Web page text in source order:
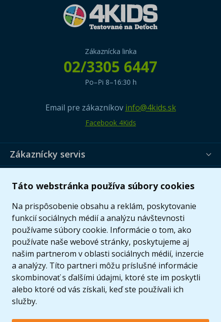
Táto webstránka používa súbory cookies
Na prispôsobenie obsahu a reklám, poskytovanie
funkcií sociálnych médií a analýzu návštevnosti
používame súbory cookie. Informácie o tom, ako
používate naše webové stránky, poskytujeme aj
našim partnerom v oblasti sociálnych médií, inzercie
a analýzy. Títo partneri môžu príslušné informácie
skombinovať s ďalšími údajmi, ktoré ste im poskytli
alebo ktoré od vás získali, keď ste používali ich
služby.
Zákaznícka linka
02/3305 6447
Po–Pi 8–16:30 h
Email pre zákazníkov info@4kids.sk
Facebook 4Kids
Zákaznícky servis